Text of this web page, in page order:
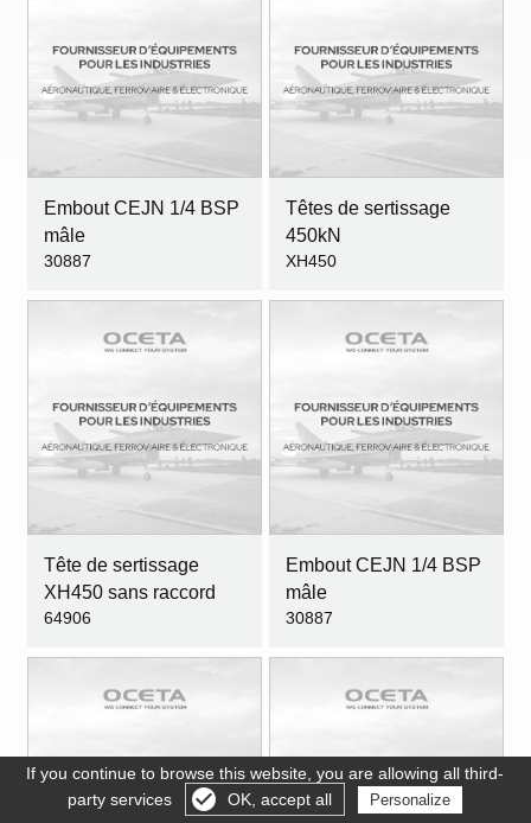
Embout CEJN 1/4 BSP
mâle
30887
Têtes de sertissage
450kN
XH450
Tête de sertissage
XH450 sans raccord
64906
Embout CEJN 1/4 BSP
mâle
30887
Gérer les cookies
If you continue to browse this website, you are allowing all third-
party services
OK, accept all Personalize